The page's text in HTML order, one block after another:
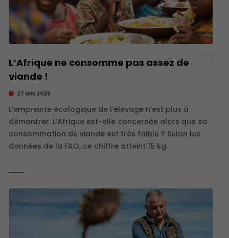
L’Afrique ne consomme pas assez de
viande !
27 MAI 2025
L’empreinte écologique de l’élevage n’est plus à
démontrer. L’Afrique est-elle concernée alors que sa
consommation de viande est très faible ? Selon les
données de la FAO, ce chiffre atteint 15 kg.